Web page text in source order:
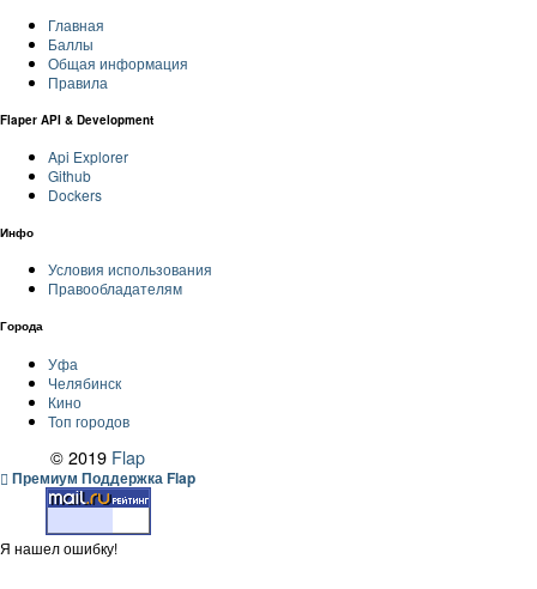
Главная
Баллы
Общая информация
Правила
Flaper API & Development
Api Explorer
Github
Dockers
Инфо
Условия использования
Правообладателям
Города
Уфа
Челябинск
Кино
Топ городов
© 2019 Flap
Премиум Поддержка Flap
Я нашел ошибку!